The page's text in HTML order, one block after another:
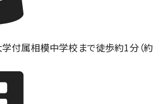
付属相模中学校まで徒歩約1分（約